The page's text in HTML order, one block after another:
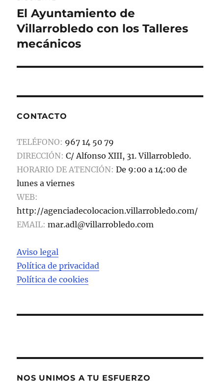
Entrada
siguiente:
El Ayuntamiento de
Villarrobledo con los Talleres
mecánicos
CONTACTO
TELÉFONO: 967 14 50 79
DIRECCIÓN: C/ Alfonso XIII, 31. Villarrobledo.
HORARIO DE ATENCIÓN: De 9:00 a 14:00 de
lunes a viernes
WEB:
http://agenciadecolocacion.villarrobledo.com/
EMAIL: mar.adl@villarrobledo.com
Aviso legal
Política de privacidad
Política de cookies
NOS UNIMOS A TU ESFUERZO